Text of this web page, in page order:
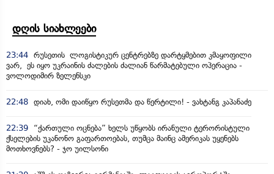
დღის სიახლეები
23:44 რუსეთის ლოგისტიკურ ცენტრებზე დარტყმებით კმაყოფილი
ვარ, ეს იყო უკრაინის ძალების ძალიან წარმატებული ოპერაცია -
ვოლოდიმირ ზელენსკი
22:48 დიახ, ომი დაიწყო რუსეთმა და წერტილი! - ვახტანგ კაპანაძე
22:39
“ქართული ოცნება” ხელს უწყობს ირანული ტერორისტული
ქსელების უკანონო გაფართოებას, თუმცა მაინც ამერიკას უყენებს
მოთხოვნებს? - ჯო უილსონი